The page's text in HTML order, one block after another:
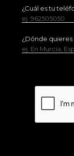
¿Cuál es tu
ej. 962505050
¿Dónde
ej. En Murcia,